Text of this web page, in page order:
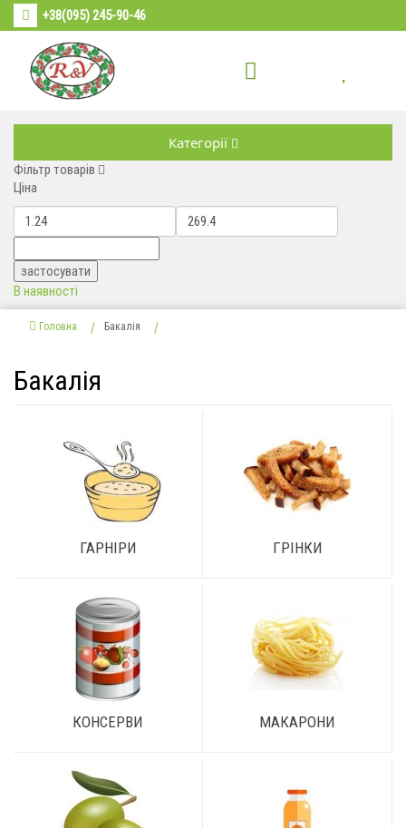
+38(095) 245-90-46
Категорії
Фільтр товарів
Ціна
В наявності
Головна Бакалія
Бакалія
ГАРНІРИ ГРІНКИ
КОНСЕРВИ МАКАРОНИ